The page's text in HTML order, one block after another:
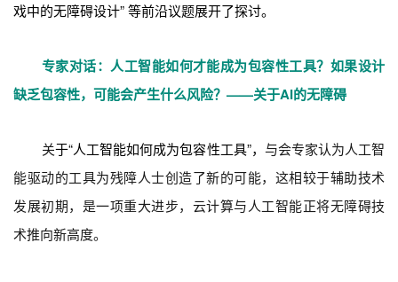
戏中的无障碍设计” 等前沿议题展开了探讨。
专家对话：人工智能如何才能成为包容性工具？如果设计
缺乏包容性，可能会产生什么风险？——关于AI的无障碍
关于“人工智能如何成为包容性工具”， 与会专家认为人工智
能驱动的工具为残障人士创造了新的可能，这相较于辅助技术
发展初期，是一项重大进步，云计算与人工智能正将无障碍技
术推向新高度。